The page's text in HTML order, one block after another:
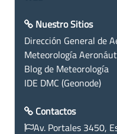
Nuestro Sitios
Dirección General de
Meteorología
Blog de Meteorología
IDE DMC (Geonode)
Contactos
Av. Portales 3450,